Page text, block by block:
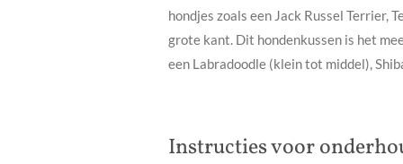
hondjes zoals een Jack Russel Terrier,
grote kant. Dit hondenkussen is het
een Labradoodle (klein tot middel),
Instructies voor